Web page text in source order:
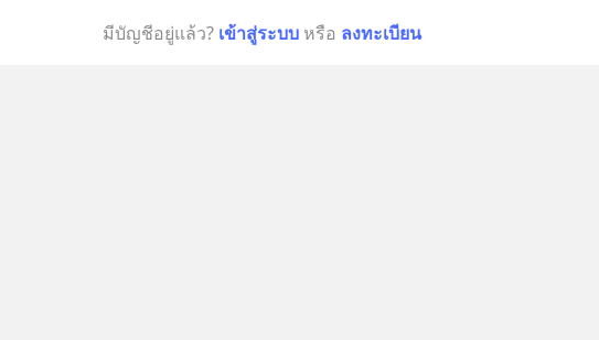
มีบัญชีอยู่แล้ว? เข้าสู่ระบบ หรือ ลงทะเบียน